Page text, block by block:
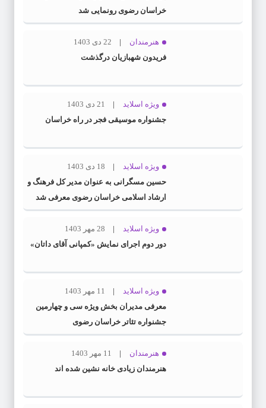
خراسان رضوی رونمایی شد
هنرمندان
22 دی 1403
فریدون شهبازیان درگذشت
ویژه اسلاید
21 دی 1403
جشنواره موسیقی فجر در راه خراسان
ویژه اسلاید
18 دی 1403
حسین مسگرانی به عنوان مدیر کل فرهنگ و
ارشاد اسلامی خراسان رضوی معرفی شد
ویژه اسلاید
28 مهر 1403
دور دوم اجرای نمایش «کمپانی آقای داتان»
ویژه اسلاید
11 مهر 1403
معرفی مدیران بخش ویژه سی و چهارمین
جشنواره تئاتر خراسان رضوی
هنرمندان
11 مهر 1403
هنرمندان زیادی خانه نشین شده اند